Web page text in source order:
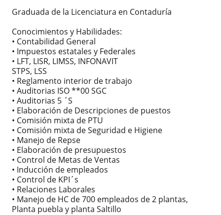
Graduada de la Licenciatura en Contaduría
Conocimientos y Habilidades:
• Contabilidad General
• Impuestos estatales y Federales
• LFT, LISR, LIMSS, INFONAVIT
STPS, LSS
• Reglamento interior de trabajo
• Auditorias ISO **00 SGC
• Auditorias 5 ´S
• Elaboración de Descripciones de puestos
• Comisión mixta de PTU
• Comisión mixta de Seguridad e Higiene
• Manejo de Repse
• Elaboración de presupuestos
• Control de Metas de Ventas
• Inducción de empleados
• Control de KPI´s
• Relaciones Laborales
• Manejo de HC de 700 empleados de 2 plantas,
Planta puebla y planta Saltillo